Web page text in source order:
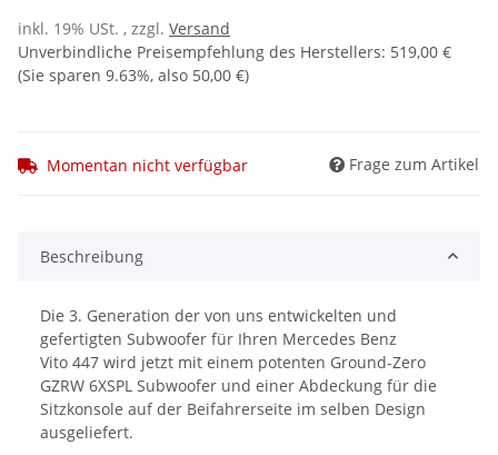
inkl. 19% USt. , zzgl. Versand
Unverbindliche Preisempfehlung des Herstellers: 519,00 €
(Sie sparen 9.63%, also 50,00 €)
Momentan nicht verfügbar Frage zum Artikel
Beschreibung
Die 3. Generation der von uns entwickelten und
gefertigten Subwoofer für Ihren Mercedes Benz
Vito 447 wird jetzt mit einem potenten Ground-Zero
GZRW 6XSPL Subwoofer und einer Abdeckung für die
Sitzkonsole auf der Beifahrerseite im selben Design
ausgeliefert.